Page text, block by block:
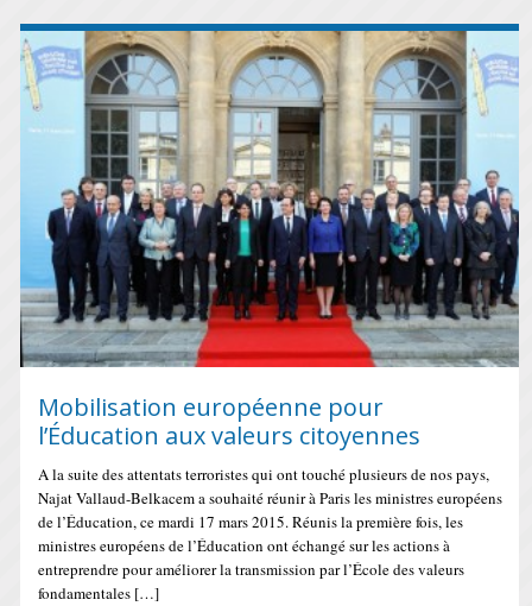
Mobilisation européenne pour
l’Éducation aux valeurs citoyennes
A la suite des attentats terroristes qui ont touché plusieurs de nos pays,
Najat Vallaud-Belkacem a souhaité réunir à Paris les ministres européens
de l’Éducation, ce mardi 17 mars 2015. Réunis la première fois, les
ministres européens de l’Éducation ont échangé sur les actions à
entreprendre pour améliorer la transmission par l’École des valeurs
fondamentales […]